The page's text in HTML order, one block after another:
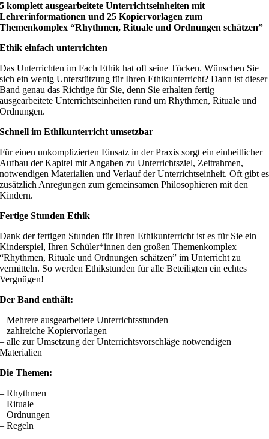
5 komplett ausgearbeitete Unterrichtseinheiten mit
Lehrerinformationen und 25 Kopiervorlagen zum
Themenkomplex “Rhythmen, Rituale und Ordnungen schätzen”
Ethik einfach unterrichten
Das Unterrichten im Fach Ethik hat oft seine Tücken. Wünschen Sie
sich ein wenig Unterstützung für Ihren Ethikunterricht? Dann ist dieser
Band genau das Richtige für Sie, denn Sie erhalten fertig
ausgearbeitete Unterrichtseinheiten rund um Rhythmen, Rituale und
Ordnungen.
Schnell im Ethikunterricht umsetzbar
Für einen unkomplizierten Einsatz in der Praxis sorgt ein einheitlicher
Aufbau der Kapitel mit Angaben zu Unterrichtsziel, Zeitrahmen,
notwendigen Materialien und Verlauf der Unterrichtseinheit. Oft gibt es
zusätzlich Anregungen zum gemeinsamen Philosophieren mit den
Kindern.
Fertige Stunden Ethik
Dank der fertigen Stunden für Ihren Ethikunterricht ist es für Sie ein
Kinderspiel, Ihren Schüler*innen den großen Themenkomplex
“Rhythmen, Rituale und Ordnungen schätzen” im Unterricht zu
vermitteln. So werden Ethikstunden für alle Beteiligten ein echtes
Vergnügen!
Der Band enthält:
– Mehrere ausgearbeitete Unterrichtsstunden
– zahlreiche Kopiervorlagen
– alle zur Umsetzung der Unterrichtsvorschläge notwendigen
Materialien
Die Themen:
– Rhythmen
– Rituale
– Ordnungen
– Regeln